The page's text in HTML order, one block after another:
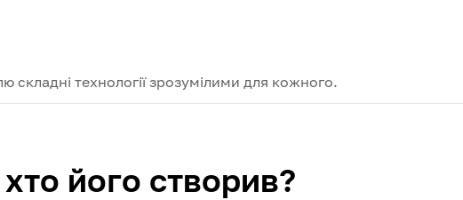
складні технології зрозумілими для кожного.
його створив?